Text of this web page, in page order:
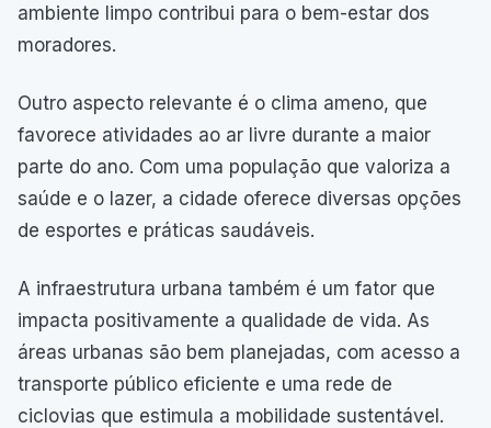
ambiente limpo contribui para o bem-estar dos
moradores.
Outro aspecto relevante é o clima ameno, que
favorece atividades ao ar livre durante a maior
parte do ano. Com uma população que valoriza a
saúde e o lazer, a cidade oferece diversas opções
de esportes e práticas saudáveis.
A infraestrutura urbana também é um fator que
impacta positivamente a qualidade de vida. As
áreas urbanas são bem planejadas, com acesso a
transporte público eficiente e uma rede de
ciclovias que estimula a mobilidade sustentável.